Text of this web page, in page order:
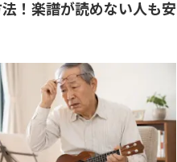
！楽譜が読めない人も安